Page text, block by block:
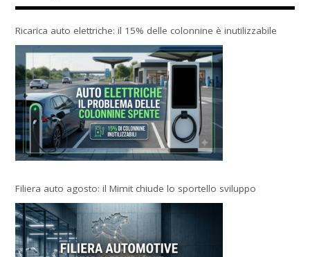
Ricarica auto elettriche: il 15% delle colonnine è inutilizzabile
Filiera auto agosto: il Mimit chiude lo sportello sviluppo